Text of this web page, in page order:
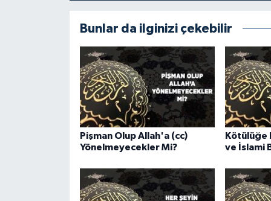
Bunlar da ilginizi çekebilir
Pişman Olup Allah'a (cc)
Yönelmeyecekler Mi?
Kötülüğe
ve İslami
Hatay Müftülüğü
Iğdır Müftülüğü
Isparta Müftülüğü
İzmir Müftülüğü